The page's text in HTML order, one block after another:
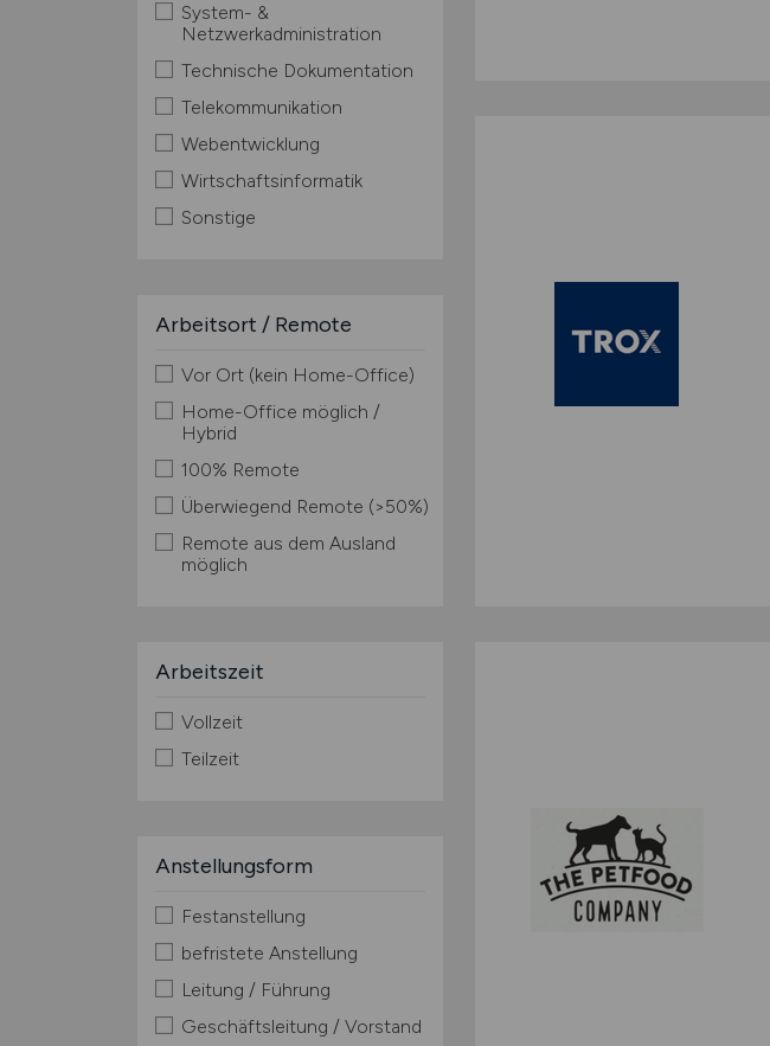
System- &
Netzwerkadministration
Technische Dokumentation
Telekommunikation
Webentwicklung
Wirtschaftsinformatik
Sonstige
Arbeitsort / Remote
Vor Ort (kein Home-Office)
Home-Office möglich /
Hybrid
100% Remote
Überwiegend Remote (>50%)
Remote aus dem Ausland
möglich
Arbeitszeit
Vollzeit
Teilzeit
Anstellungsform
Festanstellung
befristete Anstellung
Leitung / Führung
Geschäftsleitung / Vorstand